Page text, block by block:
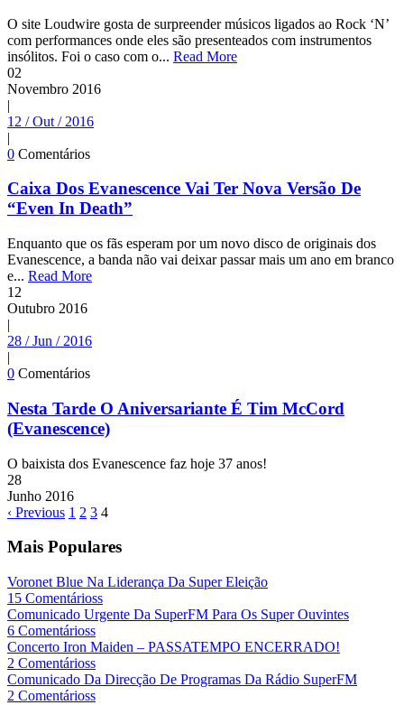
O site Loudwire gosta de surpreender músicos ligados ao Rock ‘N’
com performances onde eles são presenteados com instrumentos
insólitos. Foi o caso com o... Read More
02
Novembro 2016
|
12 / Out / 2016
|
0 Comentários
Caixa Dos Evanescence Vai Ter Nova Versão De
“Even In Death”
Enquanto que os fãs esperam por um novo disco de originais dos
Evanescence, a banda não vai deixar passar mais um ano em branco
e... Read More
12
Outubro 2016
|
28 / Jun / 2016
|
0 Comentários
Nesta Tarde O Aniversariante É Tim McCord
(Evanescence)
O baixista dos Evanescence faz hoje 37 anos!
28
Junho 2016
‹ Previous 1 2 3 4
Mais Populares
Voronet Blue Na Liderança Da Super Eleição
15 Comentárioss
Comunicado Urgente Da SuperFM Para Os Super Ouvintes
6 Comentárioss
Concerto Iron Maiden – PASSATEMPO ENCERRADO!
2 Comentárioss
Comunicado Da Direcção De Programas Da Rádio SuperFM
2 Comentárioss